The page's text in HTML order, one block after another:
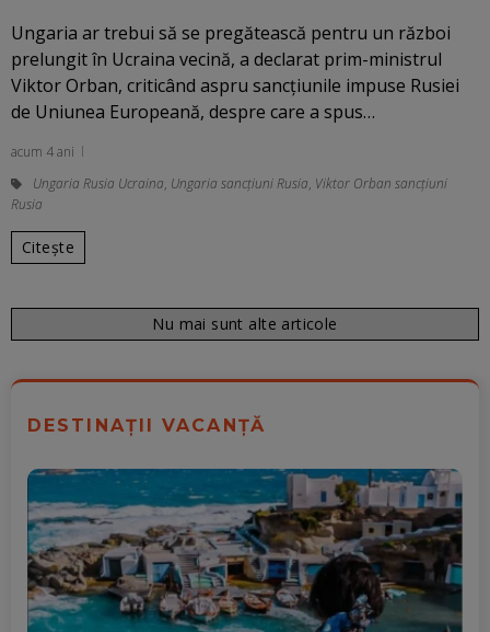
Ungaria ar trebui să se pregătească pentru un război
prelungit în Ucraina vecină, a declarat prim-ministrul
Viktor Orban, criticând aspru sancţiunile impuse Rusiei
de Uniunea Europeană, despre care a spus…
acum 4 ani
Ungaria Rusia Ucraina, Ungaria sancţiuni Rusia, Viktor Orban sancțiuni
Rusia
Citește
Nu mai sunt alte articole
DESTINAȚII VACANȚĂ